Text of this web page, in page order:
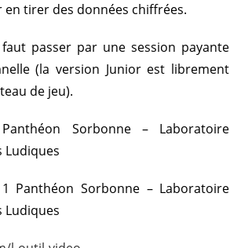
tirer des données chiffrées.
passer par une session payante
(la version Junior est librement
de jeu).
Sorbonne – Laboratoire
Ludiques
Panthéon Sorbonne – Laboratoire
Ludiques